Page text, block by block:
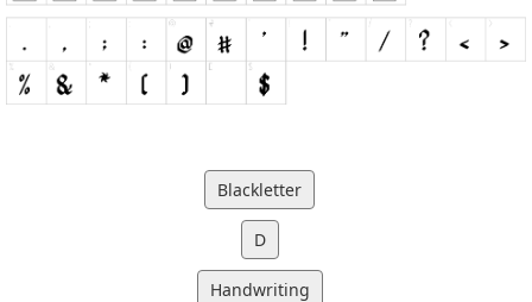
Blackletter
D
Handwriting